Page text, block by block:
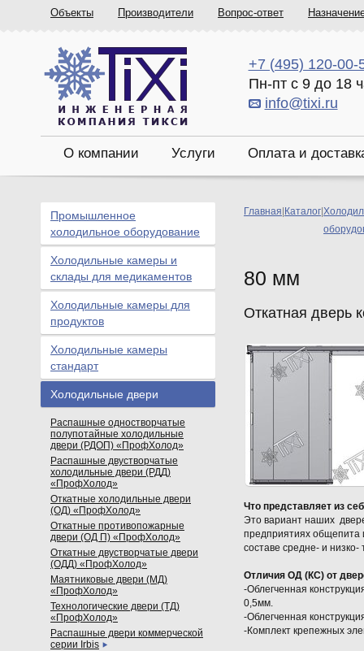
Объекты Производители Вопрос-ответ
+7 (495) 120-00-
Пн-пт с 9 до 18
info@tixi.ru
О компании Услуги Оплата и
Главная Каталог
80 мм
Откатная дверь
Что представляет из
Это вариант наших
предприятиях
составе средне- и
Отличия ОД (КС) от
-Облегченная
0,5мм.
-Облегченная
-Комплект крепежных
Промышленное
холодильное оборудование
Холодильные камеры и
склады для медикаментов
Холодильные камеры для
продуктов
Холодильные камеры
стандарт
Холодильные двери
Распашные одностворчатые
полупотайные холодильные
двери (РДОП) «ПрофХолод»
Распашные двустворчатые
холодильные двери (РДД)
«ПрофХолод»
Откатные холодильные двери
(ОД) «ПрофХолод»
Откатные противопожарные
двери (ОД П) «ПрофХолод»
Откатные двустворчатые двери
(ОДД) «ПрофХолод»
Маятниковые двери (МД)
«ПрофХолод»
Технологические двери (ТД)
«ПрофХолод»
Распашные двери коммерческой
серии Irbis